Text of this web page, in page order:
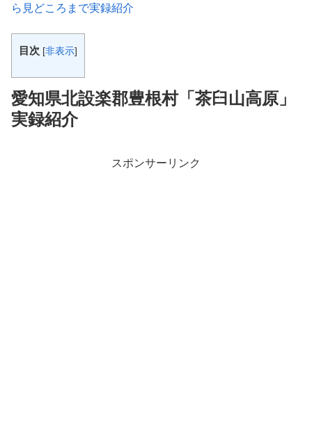
ら見どころまで実録紹介
目次 [非表示]
愛知県北設楽郡豊根村「茶臼山高原」
実録紹介
スポンサーリンク